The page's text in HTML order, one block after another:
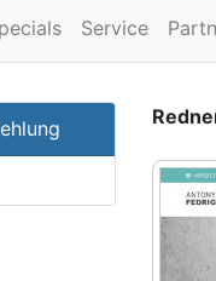
Service